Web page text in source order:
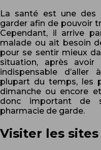
La santé est une des
garder afin de pouvoir
Cependant, il arrive
malade ou ait besoin
pour se sentir mieux
situation, après
indispensable
plupart du temps, les
dimanche ou encore
donc important de
pharmacie de garde.
Visiter les